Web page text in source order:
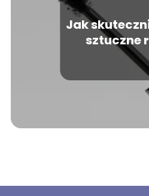
Jak
sztuczne
zachować